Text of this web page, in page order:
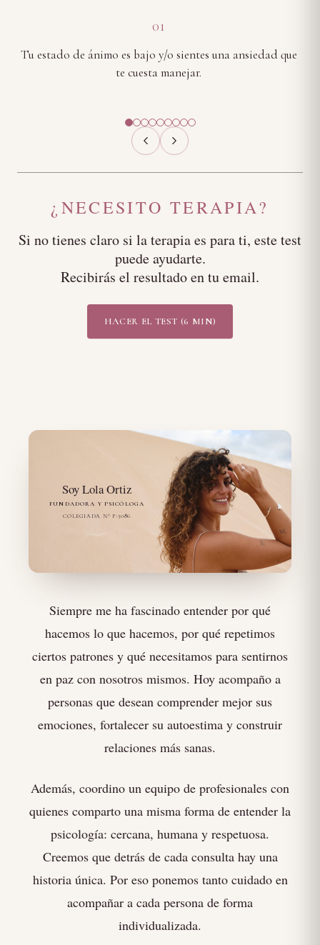
01
Tu estado de ánimo es bajo y/o sientes una ansiedad que
te cuesta manejar.
¿NECESITO TERAPIA?
Si no tienes claro si la terapia es para ti, este test
puede ayudarte.
Recibirás el resultado en tu email.
HACER EL TEST (6 MIN)
Soy Lola Ortiz
FUNDADORA Y PSICÓLOGA
COLEGIADA Nº P-3086
Siempre me ha fascinado entender por qué
hacemos lo que hacemos, por qué repetimos
ciertos patrones y qué necesitamos para sentirnos
en paz con nosotros mismos. Hoy acompaño a
personas que desean comprender mejor sus
emociones, fortalecer su autoestima y construir
relaciones más sanas.
Además, coordino un equipo de profesionales con
quienes comparto una misma forma de entender la
psicología: cercana, humana y respetuosa.
Creemos que detrás de cada consulta hay una
historia única. Por eso ponemos tanto cuidado en
acompañar a cada persona de forma
individualizada.